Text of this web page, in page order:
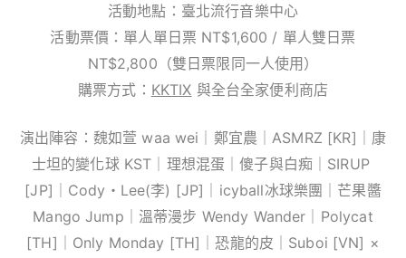
活動地點：臺北流行音樂中心
活動票價：單人單日票 NT$1,600 / 單人雙日票
NT$2,800（雙日票限同一人使用）
購票方式： KKTIX 與全台全家便利商店
演出陣容：魏如萱 waa wei｜鄭宜農｜ASMRZ [KR]｜康
士坦的變化球 KST｜理想混蛋｜傻子與白痴｜SIRUP ​
[JP]｜Cody・Lee(李) [JP]｜icyball冰球樂團｜芒果醬
Mango Jump｜溫蒂漫步 Wendy Wander｜Polycat
[TH]｜Only Monday [TH]｜恐龍的皮｜Suboi [VN] ×